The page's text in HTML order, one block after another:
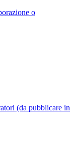
o
(da pubblicare in